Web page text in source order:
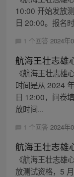
10:00 开始发放
日 20:00。报名
1 个回答 2024年
航海王壮志雄
《航海王壮志雄
时间是从 2024
日 12:00，问卷
放时间...
1 个回答 2024年
航海王壮志雄
《航海王壮志
放测试资格，5